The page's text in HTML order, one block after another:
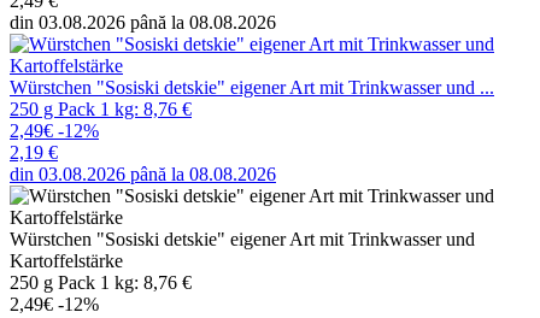
din 03.08.2026 până la 08.08.2026
Würstchen "Sosiski detskie" eigener Art mit Trinkwasser und ...
250 g Pack 1 kg: 8,76 €
2,49€ -12%
2,19 €
din 03.08.2026 până la 08.08.2026
Würstchen "Sosiski detskie" eigener Art mit Trinkwasser und
Kartoffelstärke
250 g Pack 1 kg: 8,76 €
2,49€ -12%